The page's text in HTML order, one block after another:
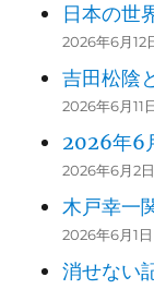
日本の世
2026年6月12
吉田松陰
2026年6月11
2026年6
2026年6月2日
木戸幸一
2026年6月1日
消せない